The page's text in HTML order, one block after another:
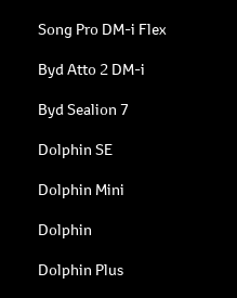
Song Pro DM-i Flex
Byd Atto 2 DM-i
Byd Sealion 7
Dolphin SE
Dolphin Mini
Dolphin
Dolphin Plus